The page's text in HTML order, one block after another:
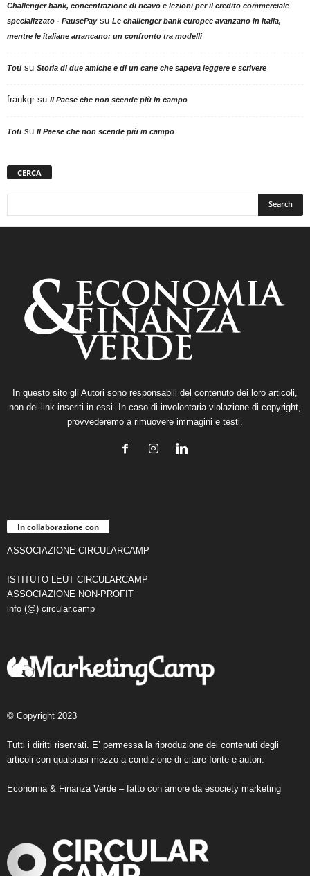
Challenger bank, concentrazione di ricavo e lezioni per il credito commerciale
specializzato - PausePaysu Le challenger bank europee avanzano in Italia,
mentre le italiane arrancano: un confronto tra modelli
Totisu Storia di due amiche e di un cane che sapeva leggere e scrivere
frankgr su Il Paese che non scende più in campo
Totisu Il Paese che non scende più in campo
CERCA
In questo sito gli Autori sono responsabili del contenuto dei loro articoli,
non dei link inseriti in essi. In caso di involontaria violazione di copyright,
provvederemo a rimuovere immagini e testi.
In collaborazione con
ASSOCIAZIONE CIRCULARCAMP
ISTITUTO LEUT CIRCULARCAMP
ASSOCIAZIONE NON-PROFIT
info (@) circular.camp
© Copyright 2023
Tutti i diritti riservati. E’ permessa la riproduzione dei contenuti degli
articoli con qualsiasi mezzo a condizione di citare fonte e autori.
Economia & Finanza Verde – fatto con amore da esociety marketing